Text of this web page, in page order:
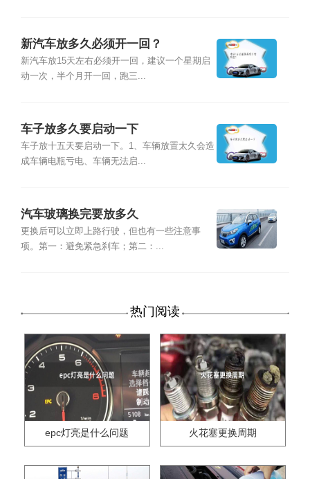
新汽车放多久必须开一回？
新汽车放15天左右必须开一回，建议一个星期启
动一次，半个月开一回，跑三...
车子放多久要启动一下
车子放十五天要启动一下。1、车辆放置太久会造
成车辆电瓶亏电、车辆无法启...
汽车玻璃换完要放多久
更换后可以立即上路行驶，但也有一些注意事
项。第一：避免紧急刹车；第二：...
热门阅读
epc灯亮是什么问题 火花塞更换周期